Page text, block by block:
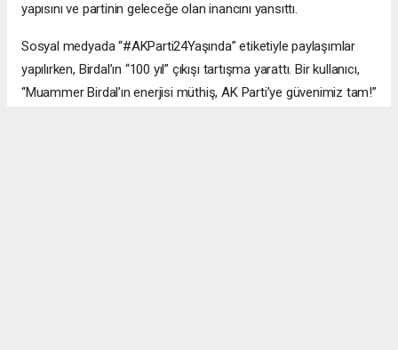
yapısını ve partinin geleceğe olan inancını yansıttı.
Sosyal medyada “#AKParti24Yaşında” etiketiyle paylaşımlar
yapılırken, Birdal’ın “100 yıl” çıkışı tartışma yarattı. Bir kullanıcı,
“Muammer Birdal’ın enerjisi müthiş, AK Parti’ye güvenimiz tam!”